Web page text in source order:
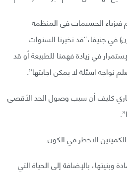
فيزياء الجسيمات في المنظمة
في جنيفا،“قد تخبرنا السنوات
في زيادة فهمنا للطبيعة أو قد
نواجه اسئلة لا يمكن اجابتها”.
كليف أن سبب وصول الحد الأقصى
الاخطر في الكون.
وبنيتها، بالإضافة إلى الحياة التي